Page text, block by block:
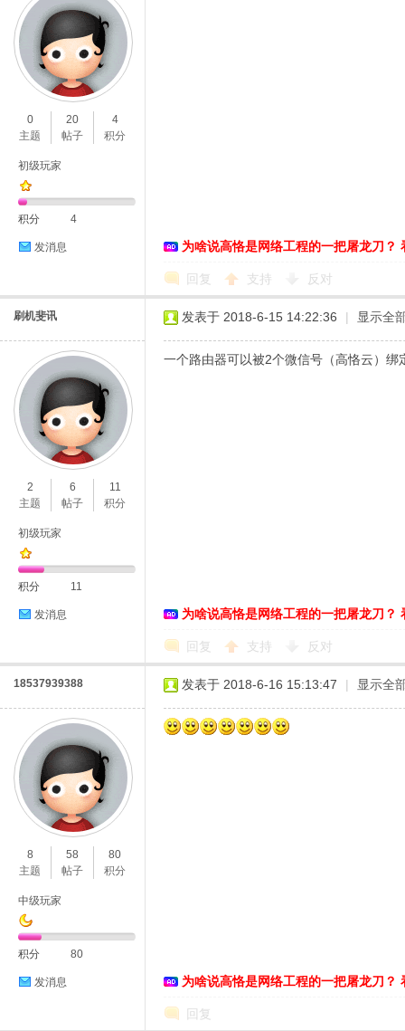
0
主题
20
帖子
4
积分
初级玩家
积分 4
发消息 为啥说高恪是网络工程的一把屠龙刀？
回复 支持 反对
刷机斐讯
2
主题
6
帖子
11
积分
初级玩家
积分 11
发消息
发表于 2018-6-15 14:22:36 | 显示全
一个路由器可以被2个微信号（高恪云）绑
为啥说高恪是网络工程的一把屠龙刀？
回复 支持 反对
18537939388
8
主题
58
帖子
80
积分
中级玩家
积分 80
发消息
发表于 2018-6-16 15:13:47 | 显示全
为啥说高恪是网络工程的一把屠龙刀？
回复